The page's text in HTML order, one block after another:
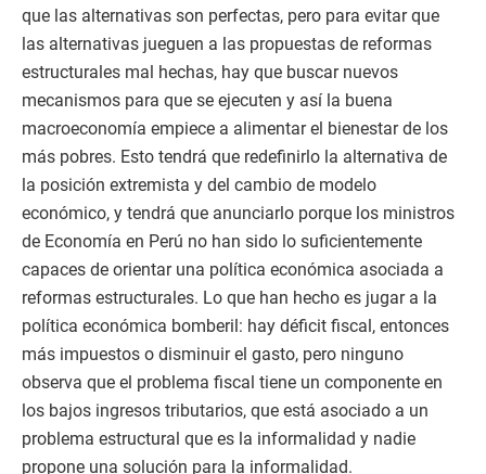
que las alternativas son perfectas, pero para evitar que
las alternativas jueguen a las propuestas de reformas
estructurales mal hechas, hay que buscar nuevos
mecanismos para que se ejecuten y así la buena
macroeconomía empiece a alimentar el bienestar de los
más pobres. Esto tendrá que redefinirlo la alternativa de
la posición extremista y del cambio de modelo
económico, y tendrá que anunciarlo porque los ministros
de Economía en Perú no han sido lo suficientemente
capaces de orientar una política económica asociada a
reformas estructurales. Lo que han hecho es jugar a la
política económica bomberil: hay déficit fiscal, entonces
más impuestos o disminuir el gasto, pero ninguno
observa que el problema fiscal tiene un componente en
los bajos ingresos tributarios, que está asociado a un
problema estructural que es la informalidad y nadie
propone una solución para la informalidad.